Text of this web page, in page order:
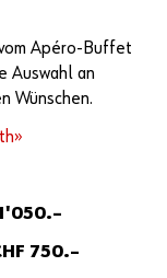
Apéro-Buffet
Auswahl an
Wünschen.
750.–